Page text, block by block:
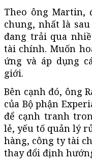
Theo ông Martin,
chung, nhất là
đang trải qua
tài chính. Muốn
ứng và áp dụng
giới.
Bên cạnh đó, ông
của Bộ phận
để cạnh tranh
lẻ, yếu tố quản lý
hàng, công ty tài
thay đổi định